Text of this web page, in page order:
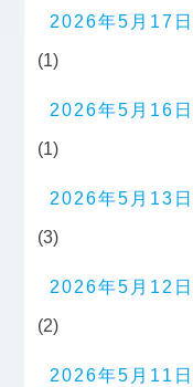
2026年5月17日
(1)
2026年5月16日
(1)
2026年5月13日
(3)
2026年5月12日
(2)
2026年5月11日